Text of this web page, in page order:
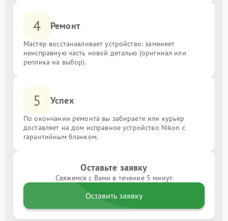
4 Ремонт
Мастер восстанавливает устройство: заменяет
неисправную часть новой деталью (оригинал или
реплика на выбор).
5 Успех
По окончании ремонта вы забираете или курьер
доставляет на дом исправное устройство Nikon с
гарантийным бланком.
Оставьте заявку
Свяжемся с Вами в течение 5 минут
Оставить заявку